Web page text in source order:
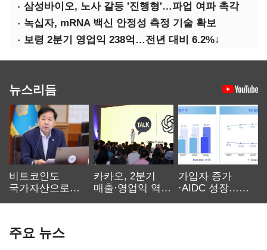
삼성바이오, 노사 갈등 '진행형'…파업 여파 촉각
녹십자, mRNA 백신 안정성 측정 기술 확보
보령 2분기 영업익 238억…전년 대비 6.2%↓
뉴스리듬
비트코인도
국가자산으로…'
카카오, 2분기
매출·영업익 역대
가입자 증가
·AIDC 성장…
주요 뉴스